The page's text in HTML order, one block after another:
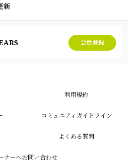
新
会員登録
利用規約
コミュニティガイドライン
よくある質問
ナーへお問い合わせ